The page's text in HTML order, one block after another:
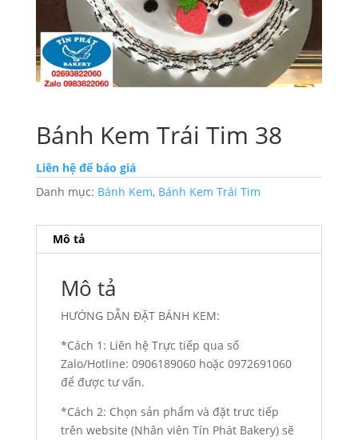
Bánh Kem Trái Tim 38
Liên hệ để báo giá
Danh mục: Bánh Kem, Bánh Kem Trái Tim
Mô tả
Mô tả
HƯỚNG DẪN ĐẶT BÁNH KEM:
*Cách 1: Liên hệ Trực tiếp qua số
Zalo/Hotline: 0906189060 hoặc 0972691060
để được tư vấn.
*Cách 2: Chọn sản phẩm và đặt trưc tiếp
trên website (Nhân viên Tín Phát Bakery) sẽ